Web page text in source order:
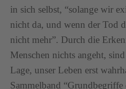
in sich selbst, “solange wir
nicht da, und wenn der Tod
nicht mehr”. Durch die
Menschen nichts angeht,
Lage, unser Leben erst
Sammelband “Grundbegriffe